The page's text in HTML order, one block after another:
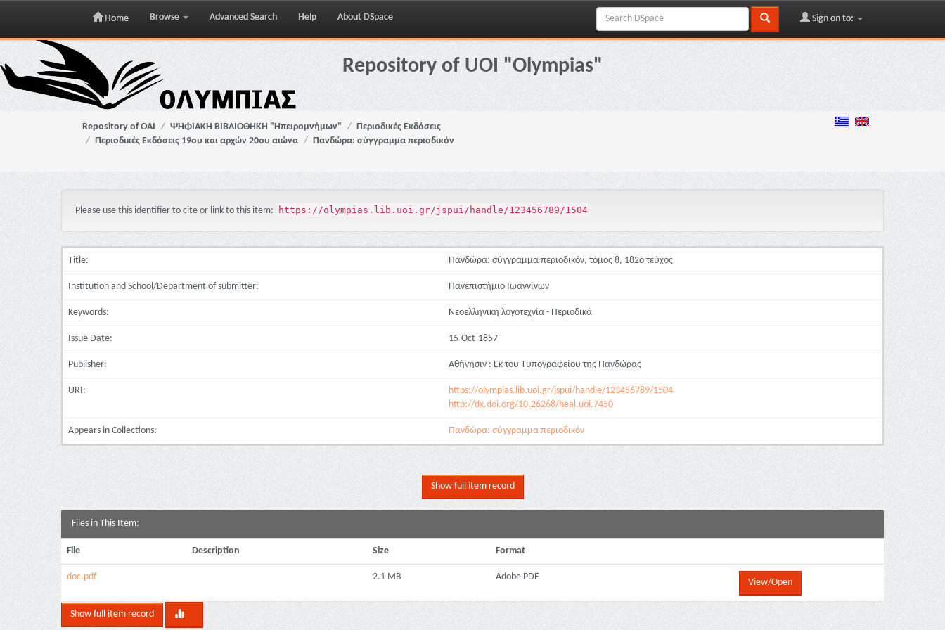
Skip
navigation
Home Browse Advanced Search Help About DSpace Sign on to:
Repository of UOI "Olympias"
Repository of OAI ΨΗΦΙΑΚΗ ΒΙΒΛΙΟΘΗΚΗ "Ηπειρομνήμων"
Περιοδικές Εκδόσεις
Περιοδικές Εκδόσεις 19ου και αρχών 20ου αιώνα
Πανδώρα: σύγγραμμα περιοδικόν
Please use this identifier to cite or link to this item: https://olympias.lib.uoi.gr/jspui/handle/123456789/1504
Title: Πανδώρα: σύγγραμμα περιοδικόν, τόμος 8, 182ο τεύχος
Institution and School/Department of submitter: Πανεπιστήμιο Ιωαννίνων
Keywords: Νεοελληνική λογοτεχνία - Περιοδικά
Issue Date: 15-Oct-1857
Publisher: Αθήνησιν : Εκ του Τυπογραφείου της Πανδώρας
URI:
https://olympias.lib.uoi.gr/jspui/handle/123456789/1504
http://dx.doi.org/10.26268/heal.uoi.7450
Appears in Collections: Πανδώρα: σύγγραμμα περιοδικόν
Show full item record
Files in This Item:
File Description Size Format
doc.pdf 2.1 MB Adobe PDF
View/Open
Show full item record